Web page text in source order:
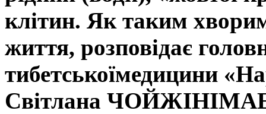
клітин. Як таким
життя, розповідає
тибетськоїмедицини
Світлана